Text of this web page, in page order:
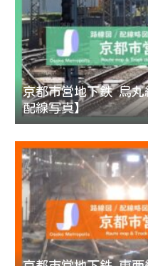
京都市営地下鉄 烏
配線写真】